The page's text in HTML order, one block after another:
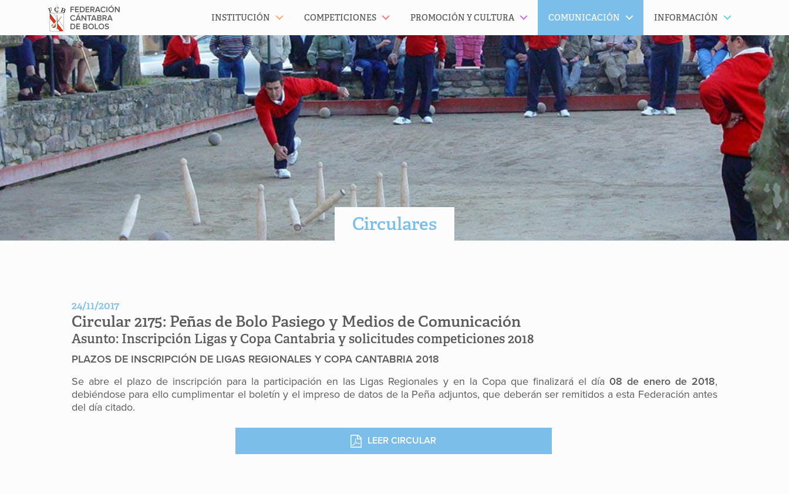
INSTITUCIÓN COMPETICIONES PROMOCIÓN Y CULTURA COMUNICACIÓN INFORMACIÓN
Circulares
24/11/2017
Circular 2175: Peñas de Bolo Pasiego y Medios de Comunicación
Asunto: Inscripción Ligas y Copa Cantabria y solicitudes competiciones 2018
PLAZOS DE INSCRIPCIÓN DE LIGAS REGIONALES Y COPA CANTABRIA 2018
Se abre el plazo de inscripción para la participación en las Ligas Regionales y en la Copa que finalizará el día 08 de enero de 2018,
debiéndose para ello cumplimentar el boletín y el impreso de datos de la Peña adjuntos, que deberán ser remitidos a esta Federación antes
del día citado.
LEER CIRCULAR